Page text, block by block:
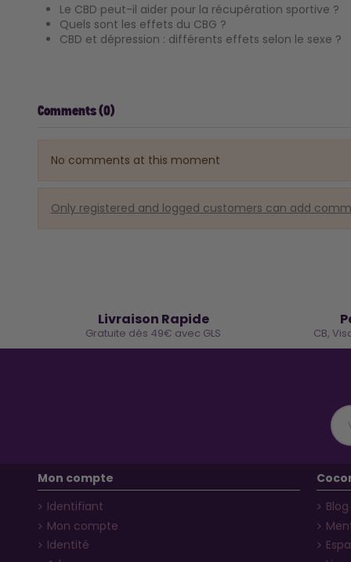
Le CBD peut-il aider pour la récupération sportive ?
Quels sont les effets du CBG ?
CBD et dépression : différents effets selon le sexe ?
Comments (0)
No comments at this moment
Only registered and logged customers can add
Livraison Rapide
Gratuite dès 49€ avec GLS CB,
Mon compte
Identifiant
Mon compte
Identité
Blog